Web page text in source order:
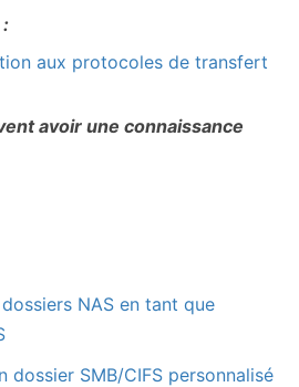
aux protocoles de transfert
avoir une connaissance
NAS en tant que
dossier SMB/CIFS personnalisé